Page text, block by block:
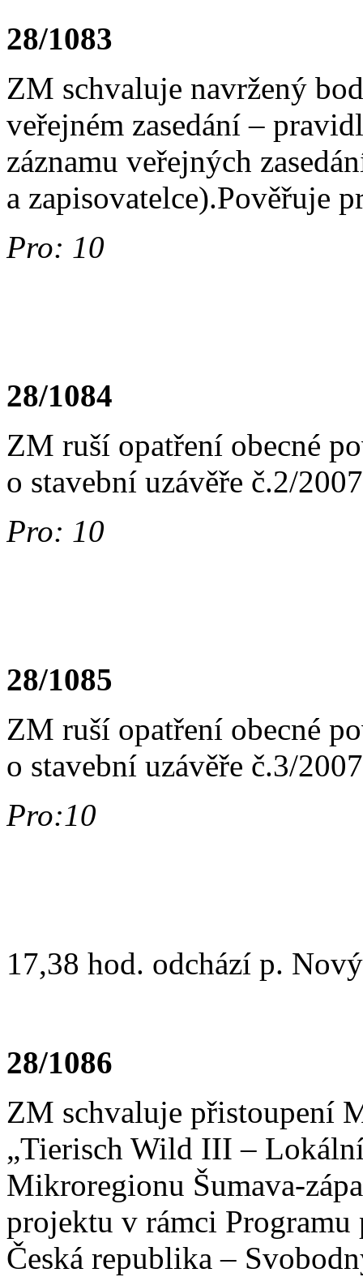
28/1083
ZM schvaluje navržený
veřejném zasedání –
záznamu veřejných
a zapisovatelce).Pověřuje
Pro: 10
28/1084
ZM ruší opatření obecné
o stavební uzávěře č.2/
Pro: 10
28/1085
ZM ruší opatření obecné
o stavební uzávěře č.3/
Pro:10
17,38 hod. odchází p. Nový
28/1086
ZM schvaluje přistoupení
„Tierisch Wild III –
Mikroregionu Šumava-
projektu v rámci
Česká republika –